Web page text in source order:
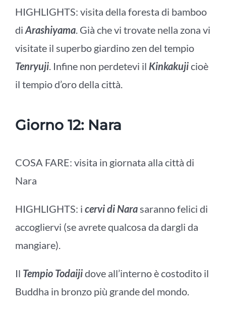
HIGHLIGHTS: visita della foresta di bamboo
di Arashiyama. Già che vi trovate nella zona vi
visitate il superbo giardino zen del tempio
Tenryuji. Infine non perdetevi il Kinkakujicioè
il tempio d’oro della città.
Giorno 12: Nara
COSA FARE: visita in giornata alla città di
Nara
HIGHLIGHTS: i cervi di Narasaranno felici di
accogliervi (se avrete qualcosa da dargli da
mangiare).
Il Tempio Todaijidove all’interno è costodito il
Buddha in bronzo più grande del mondo.